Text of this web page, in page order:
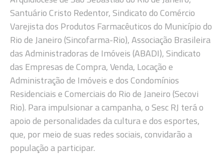
Santuário Cristo Redentor, Sindicato do Comércio
Varejista dos Produtos Farmacêuticos do Município do
Rio de Janeiro (Sincofarma-Rio), Associação Brasileira
das Administradoras de Imóveis (ABADI), Sindicato
das Empresas de Compra, Venda, Locação e
Administração de Imóveis e dos Condomínios
Residenciais e Comerciais do Rio de Janeiro (Secovi
Rio). Para impulsionar a campanha, o Sesc RJ terá o
apoio de personalidades da cultura e dos esportes,
que, por meio de suas redes sociais, convidarão a
população a participar.